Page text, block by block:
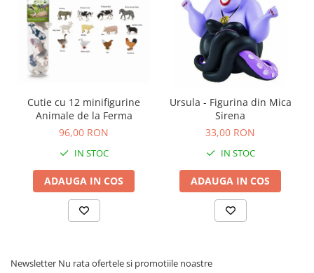
Cutie cu 12 minifigurine
Animale de la Ferma
96,00 RON
IN STOC
ADAUGA IN COS
Ursula - Figurina din Mica
Sirena
33,00 RON
IN STOC
ADAUGA IN COS
Newsletter Nu rata ofertele si promotiile noastre